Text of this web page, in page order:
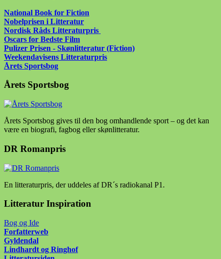
National Book for Fiction
Nobelprisen i Litteratur
Nordisk Råds Litteraturpris
Oscars for Bedste Film
Pulizer Prisen - Skønlitteratur (Fiction)
Weekendavisens Litteraturpris
Årets Sportsbog
Årets Sportsbog
Årets Sportsbog gives til den bog omhandlende sport – og det kan
være en biografi, fagbog eller skønlitteratur.
DR Romanpris
En litteraturpris, der uddeles af DR´s radiokanal P1.
Litteratur Inspiration
Bog og Ide
Forfatterweb
Gyldendal
Lindhardt og Ringhof